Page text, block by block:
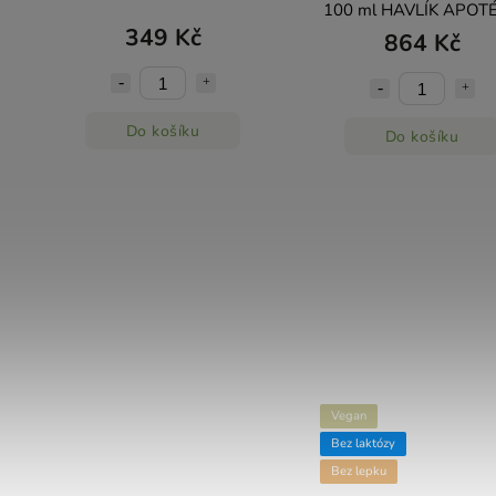
349 Kč
Do košíku
100 ml HAVLÍK
864 Kč
Do košíku
Vegan
Bez laktózy
Bez lepku